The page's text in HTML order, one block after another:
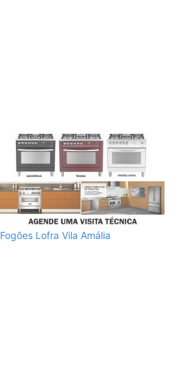
Fogões Lofra Vila Amália